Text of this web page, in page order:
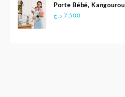
Porte Bébé, Kangourou
Multifonctionnel
7.500 د.ج